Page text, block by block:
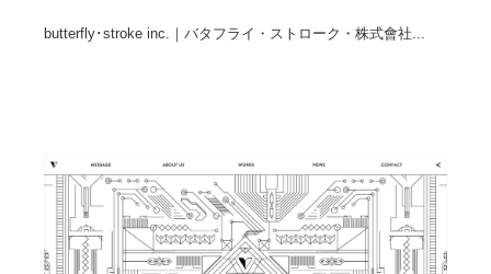
butterfly･stroke inc.｜バタフライ・ストローク・株式會社...